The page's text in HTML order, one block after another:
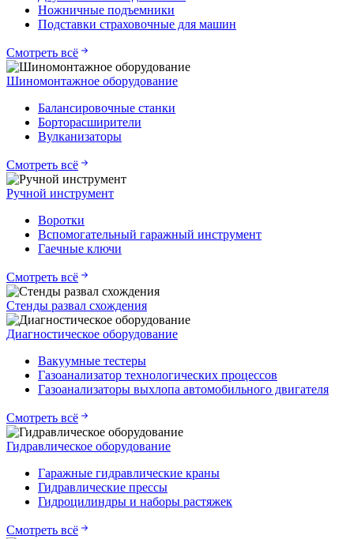
Ножничные подъемники
Подставки страховочные для машин
Смотреть всё
Шиномонтажное оборудование
Балансировочные станки
Борторасширители
Вулканизаторы
Смотреть всё
Ручной инструмент
Воротки
Вспомогательный гаражный инструмент
Гаечные ключи
Смотреть всё
Стенды развал схождения
Диагностическое оборудование
Вакуумные тестеры
Газоанализатор технологических процессов
Газоанализаторы выхлопа автомобильного двигателя
Смотреть всё
Гидравлическое оборудование
Гаражные гидравлические краны
Гидравлические прессы
Гидроцилиндры и наборы растяжек
Смотреть всё